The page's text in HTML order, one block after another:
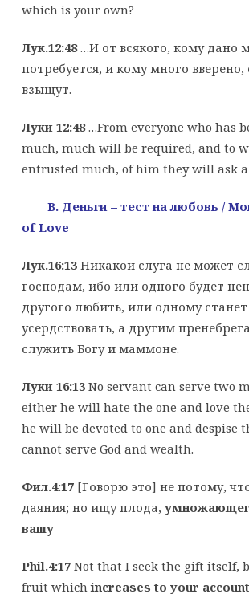
which is your own?
Лук.12:48…И от всякого, кому дано
потребуется, и кому много
взыщут.
Луки 12:48…From everyone who has
much, much will be required, and to
entrusted much, of him they will ask
B. Деньги – тест на любовь /
of Love
Лук.16:13 Никакой слуга не может
господам, ибо или одного будет
другого любить, или одному станет
усердствовать, а другим
служить Богу и маммоне.
Луки 16:13No servant can serve two
either he will hate the one and love
he will be devoted to one and despise
cannot serve God and wealth.
Фил.4:17[Говорю это] не потому,
даяния; но ищу плода,
вашу
Phil.4:17Not that I seek the gift itself,
fruit whichincreases to your account